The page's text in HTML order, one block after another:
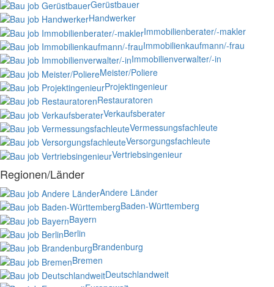
Gerüstbauer
Handwerker
Immobilienberater/-makler
Immobilienkaufmann/-frau
Immobilienverwalter/-in
Meister/Poliere
Projektingenieur
Restauratoren
Verkaufsberater
Vermessungsfachleute
Versorgungsfachleute
Vertriebsingenieur
Regionen/Länder
Andere Länder
Baden-Württemberg
Bayern
Berlin
Brandenburg
Bremen
Deutschlandweit